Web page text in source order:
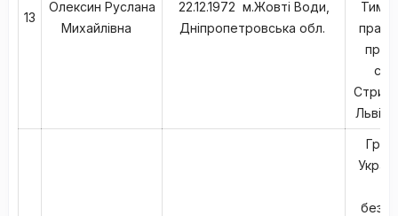
13
Олексин Руслана
Михайлівна
22.12.1972 м.Жовті Води,
Дніпропетровська обл.